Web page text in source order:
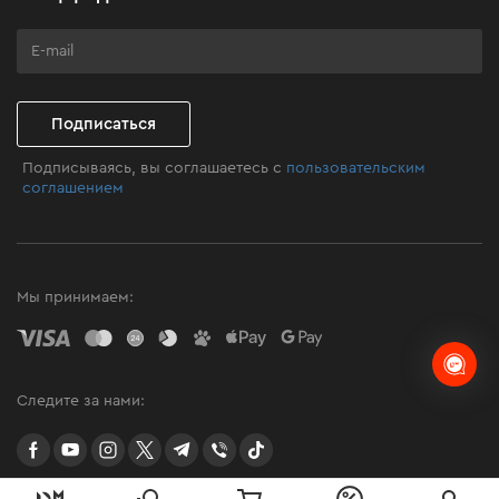
Клуб мастерства
Подписаться
Подписываясь, вы соглашаетесь с пользовательским
соглашением
Мы принимаем:
Следите за нами:
facebookyoutubeinstagramtwittertelegram
Viber TikTok